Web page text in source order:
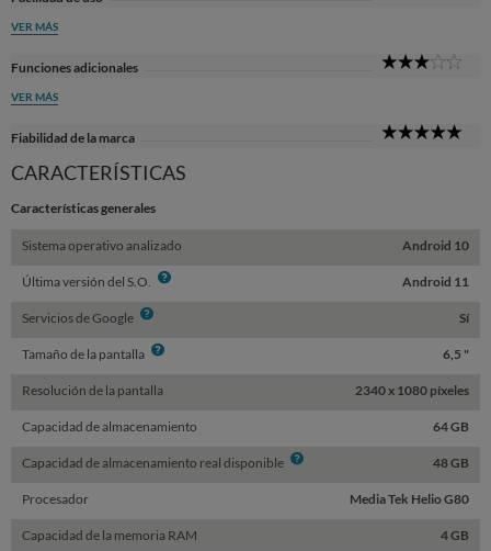
VER MÁS
Funciones adicionales
VER MÁS
Fiabilidad de la marca
CARACTERÍSTICAS
Características generales
Sistema operativo analizado Android 10
Última versión del S.O. Info Android 11
Servicios de Google Info Sí
Tamaño de la pantalla Info 6,5 "
Resolución de la pantalla 2340 x 1080 píxeles
Capacidad de almacenamiento 64 GB
Capacidad de almacenamiento real disponible Info 48 GB
Procesador Media Tek Helio G80
Capacidad de la memoria RAM 4 GB